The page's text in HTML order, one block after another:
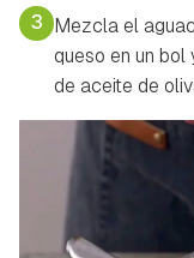
3 Mezcla el
queso en un bol
de aceite de